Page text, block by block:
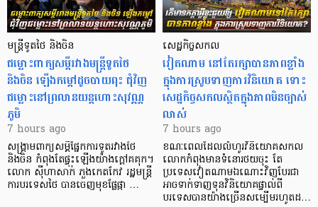
មន្ត្រីទូតថៃ និងចិន
ជម្លោះពាក្យសម្តីរវាងមន្ត្រីទូតថៃ
និងចិន ឡើងកម្ដៅដូចបាយពុះ ជុំវិញ
ជម្លោះនៅព្រលានយន្តហោះសុវណ្ណ
ភូមិ
7 hours ago
សង្គ្រាមពាក្យសម្តីផ្នែកការទូតរវាងថៃ
និងចិន កំពុងតែផ្ទុះឡើងយ៉ាងក្តៅគគុក។
លោក ស៊ីហាសាក់ ភួងកេតកែវ រដ្ឋមន្ត្រី
ការបរទេសថៃ បានចេញមុខផ្លែផ្កា …
សេដ្ឋកិច្ចសកល
វៀតណាម នៅតែរក្សាបានភាពខ្លាំង
ក្នុងការស្រូបទាញការវិនិយោគ​ ទោះ
សេដ្ឋកិច្ចសកលស្ថិតក្នុងភាពមិនច្បាស់
លាស់
7 hours ago
ខណៈពេលដែលលំហូរវិនិយោគសកល
លោកកំពុងមានទំនោរថយចុះ តែ
ប្រទេសវៀតណាមឯណោះវិញបែរជា
អាចទាក់ទាញទុនវិនិយោគផ្ទាល់ពី
បរទេសបានយ៉ាងច្រើនសម្បើមរហូតដ…